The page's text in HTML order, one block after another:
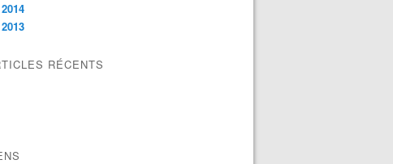
2014
2013
RÉCENTS